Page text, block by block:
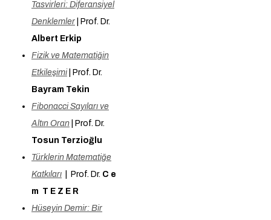
Tasvirleri: Diferansiyel
Denklemler | Prof. Dr.
Albert Erkip
Fizik ve Matematiğin
Etkileşimi | Prof. Dr.
Bayram Tekin
Fibonacci Sayıları ve
Altın Oran | Prof. Dr.
Tosun Terzioğlu
Türklerin Matematiğe
Katkıları | Prof. Dr. C e
m T E Z E R
Hüseyin Demir: Bir